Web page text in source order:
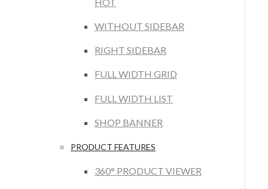
WITHOUT SIDEBAR
RIGHT SIDEBAR
FULL WIDTH GRID
FULL WIDTH LIST
SHOP BANNER
PRODUCT FEATURES
360° PRODUCT VIEWER